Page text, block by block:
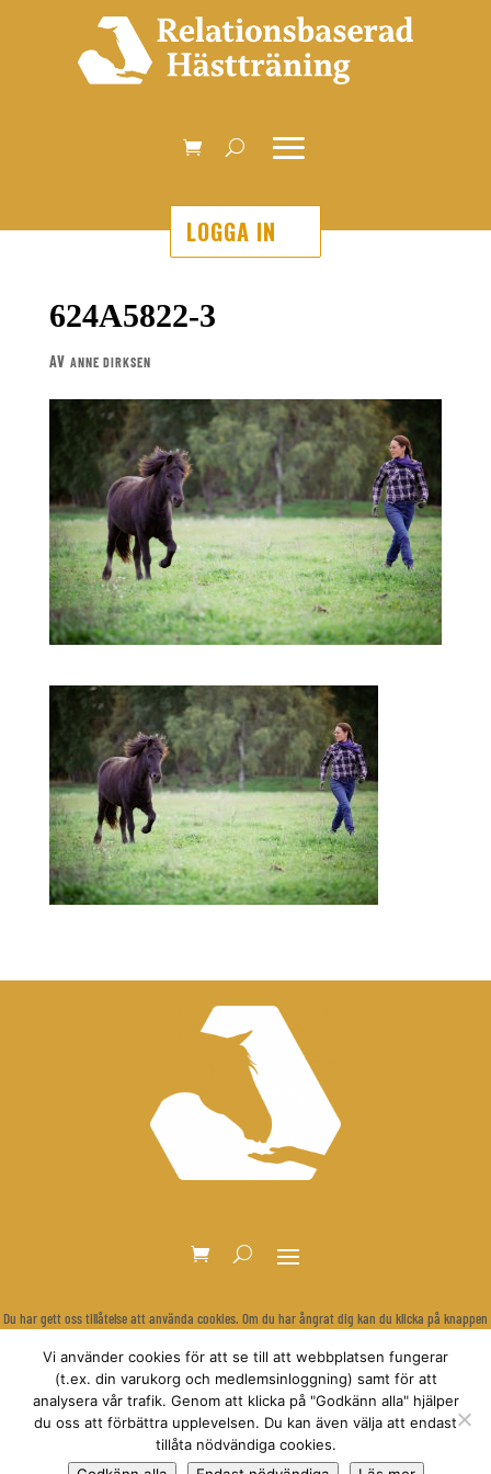
LOGGA IN
624A5822-3
AV ANNE DIRKSEN
Du har gett oss tillåtelse att använda cookies. Om du har ångrat dig kan du klicka på knappen
Återkalla samtycke
© Relationsbaserad Hästträning
Vi använder cookies för att se till att webbplatsen fungerar
(t.ex. din varukorg och medlemsinloggning) samt för att
analysera vår trafik. Genom att klicka på "Godkänn alla" hjälper
du oss att förbättra upplevelsen. Du kan även välja att endast
tillåta nödvändiga cookies.